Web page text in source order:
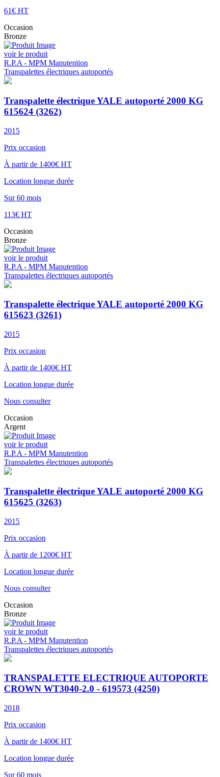
61€ HT
Occasion
Bronze
voir le produit
R.P.A - MPM Manutention
Transpalettes électriques autoportés
Transpalette électrique YALE autoporté 2000 KG
615624 (3262)
2015
Prix occasion
À partir de 1400€ HT
Location longue durée
Sur 60 mois
113€ HT
Occasion
Bronze
voir le produit
R.P.A - MPM Manutention
Transpalettes électriques autoportés
Transpalette électrique YALE autoporté 2000 KG
615623 (3261)
2015
Prix occasion
À partir de 1400€ HT
Location longue durée
Nous consulter
Occasion
Argent
voir le produit
R.P.A - MPM Manutention
Transpalettes électriques autoportés
Transpalette électrique YALE autoporté 2000 KG
615625 (3263)
2015
Prix occasion
À partir de 1200€ HT
Location longue durée
Nous consulter
Occasion
Bronze
voir le produit
R.P.A - MPM Manutention
Transpalettes électriques autoportés
TRANSPALETTE ELECTRIQUE AUTOPORTE
CROWN WT3040-2.0 - 619573 (4250)
2018
Prix occasion
À partir de 1400€ HT
Location longue durée
Sur 60 mois